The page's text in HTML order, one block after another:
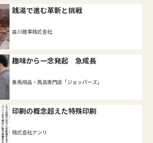
銭湯で進む革新と挑戦
森川商事株式会社
趣味から一念発起 急成長
乗馬用品・馬具専門店「ジョッパーズ」
印刷の概念超えた特殊印刷
株式会社アンリ